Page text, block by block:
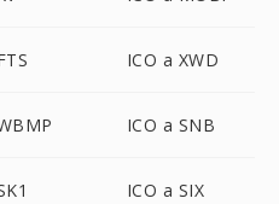
ICO a XWD
ICO a SNB
ICO a SIX